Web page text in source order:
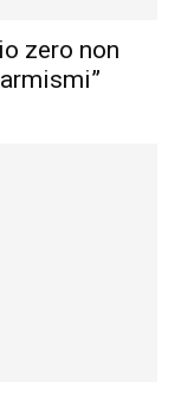
zero non